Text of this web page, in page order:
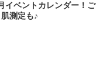
イベントカレンダー！ご
測定も♪